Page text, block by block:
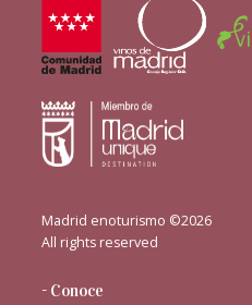
Madrid enoturismo ©2026
All rights reserved
- Conoce